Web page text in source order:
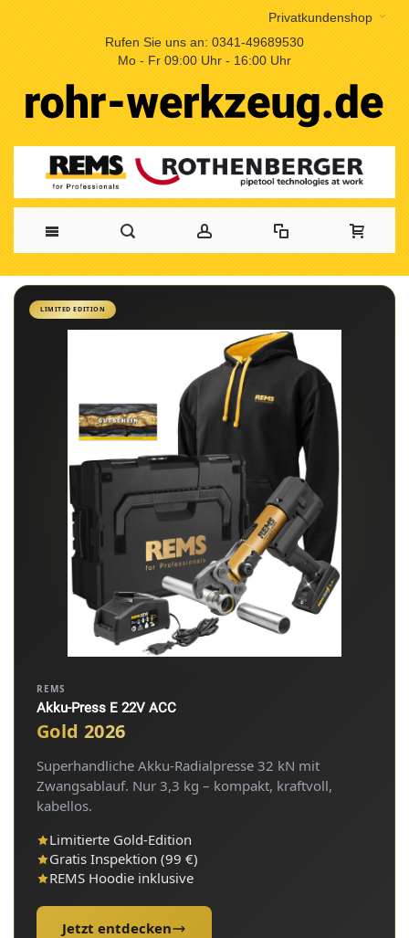
Privatkundenshop
Rufen Sie uns an: 0341-49689530
Mo - Fr 09:00 Uhr - 16:00 Uhr
LIMITED EDITION
REMS
Akku-Press E 22V ACC
Gold 2026
Superhandliche Akku-Radialpresse 32 kN mit
Zwangsablauf. Nur 3,3 kg – kompakt, kraftvoll,
kabellos.
Limitierte Gold-Edition
Gratis Inspektion (99 €)
REMS Hoodie inklusive
Jetzt entdecken